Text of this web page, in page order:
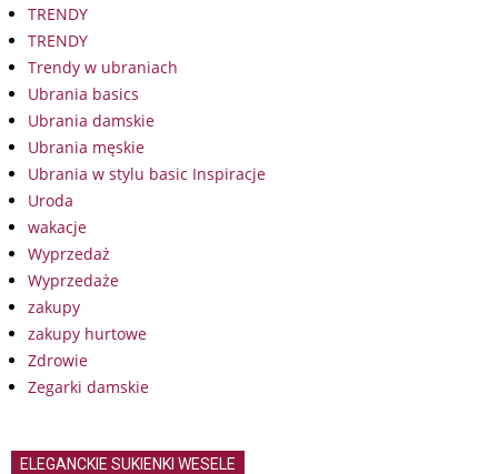
TRENDY
TRENDY
Trendy w ubraniach
Ubrania basics
Ubrania damskie
Ubrania męskie
Ubrania w stylu basic Inspiracje
Uroda
wakacje
Wyprzedaż
Wyprzedaże
zakupy
zakupy hurtowe
Zdrowie
Zegarki damskie
ELEGANCKIE SUKIENKI WESELE